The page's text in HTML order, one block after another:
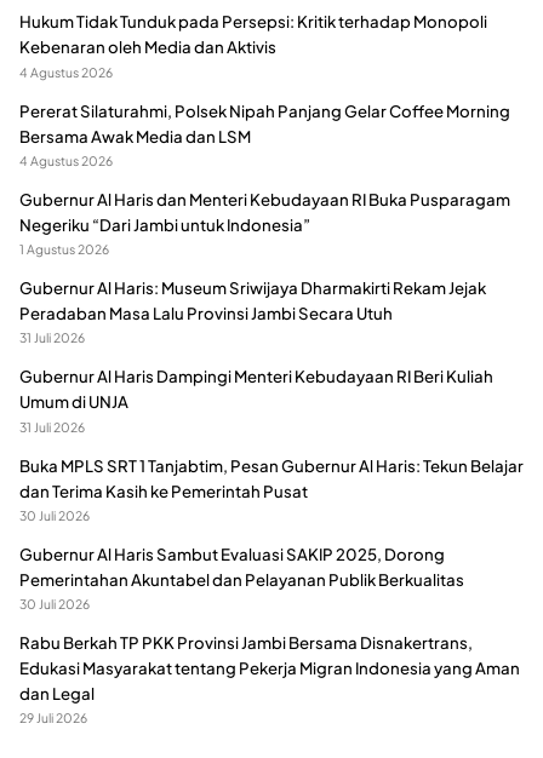
Hukum Tidak Tunduk pada Persepsi: Kritik terhadap Monopoli
Kebenaran oleh Media dan Aktivis
4 Agustus 2026
Pererat Silaturahmi, Polsek Nipah Panjang Gelar Coffee Morning
Bersama Awak Media dan LSM
4 Agustus 2026
Gubernur Al Haris dan Menteri Kebudayaan RI Buka Pusparagam
Negeriku “Dari Jambi untuk Indonesia”
1 Agustus 2026
Gubernur Al Haris: Museum Sriwijaya Dharmakirti Rekam Jejak
Peradaban Masa Lalu Provinsi Jambi Secara Utuh
31 Juli 2026
Gubernur Al Haris Dampingi Menteri Kebudayaan RI Beri Kuliah
Umum di UNJA
31 Juli 2026
Buka MPLS SRT 1 Tanjabtim, Pesan Gubernur Al Haris: Tekun Belajar
dan Terima Kasih ke Pemerintah Pusat
30 Juli 2026
Gubernur Al Haris Sambut Evaluasi SAKIP 2025, Dorong
Pemerintahan Akuntabel dan Pelayanan Publik Berkualitas
30 Juli 2026
Rabu Berkah TP PKK Provinsi Jambi Bersama Disnakertrans,
Edukasi Masyarakat tentang Pekerja Migran Indonesia yang Aman
dan Legal
29 Juli 2026